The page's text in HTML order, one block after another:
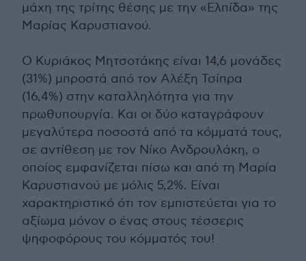
μάχη της τρίτης θέσης με την «Ελπίδα» της
Μαρίας Καρυστιανού.
Ο Κυριάκος Μητσοτάκης είναι 14,6 μονάδες
(31%) μπροστά από τον Αλέξη Τσίπρα
(16,4%) στην καταλληλότητα για την
πρωθυπουργία. Και οι δύο καταγράφουν
μεγαλύτερα ποσοστά από τα κόμματά τους,
σε αντίθεση με τον Νίκο Ανδρουλάκη, ο
οποίος εμφανίζεται πίσω και από τη Μαρία
Καρυστιανού με μόλις 5,2%. Είναι
χαρακτηριστικό ότι τον εμπιστεύεται για το
αξίωμα μόνον ο ένας στους τέσσερις
ψηφοφόρους του κόμματός του!